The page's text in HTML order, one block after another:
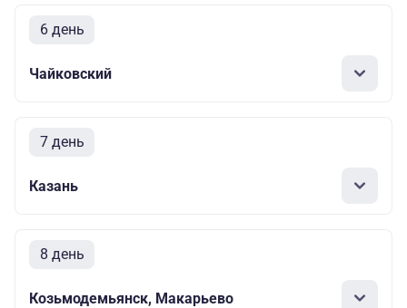
6 день
Чайковский
7 день
Казань
8 день
Козьмодемьянск, Макарьево